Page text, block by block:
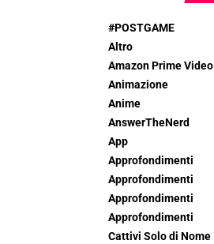
#POSTGAME
Altro
Amazon Prime Video
Animazione
Anime
AnswerTheNerd
App
Approfondimenti
Approfondimenti
Approfondimenti
Approfondimenti
Cattivi Solo di Nome